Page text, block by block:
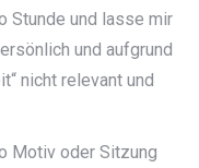
Stunde und lasse mir
und aufgrund
nicht relevant und
Motiv oder Sitzung